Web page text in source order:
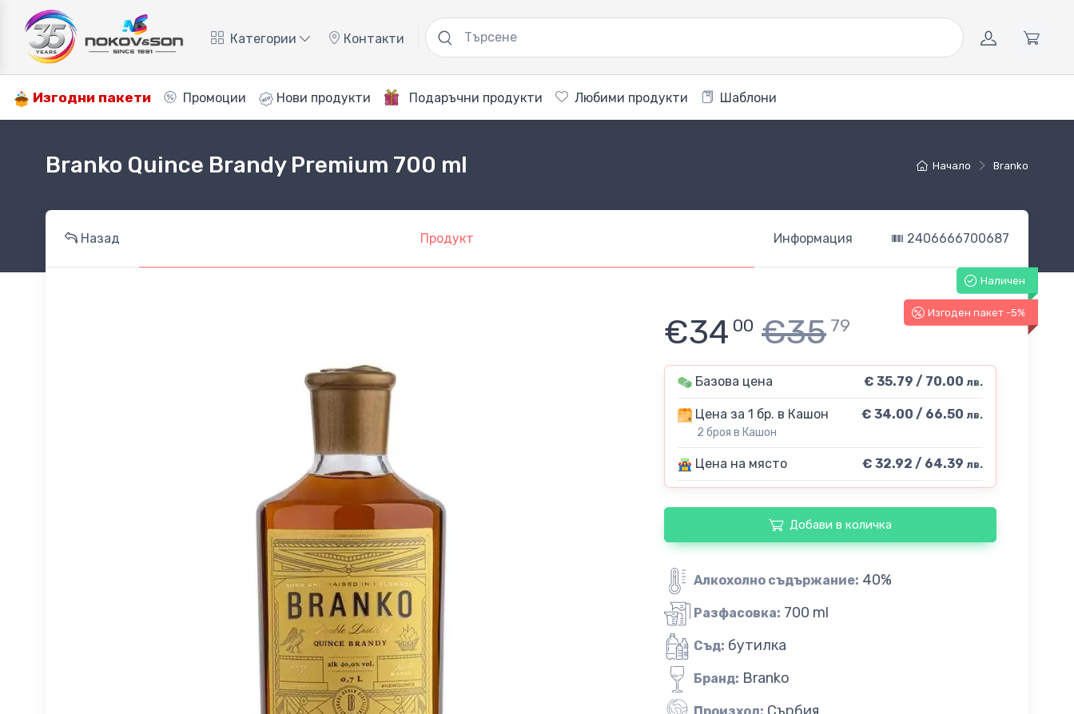
Категории Контакти
Изгодни пакети Промоции Нови продукти Подаръчни продукти Любими продукти Шаблони
Начало Branko
Branko Quince Brandy Premium 700 ml
Назад Продукт Информация 2406666700687
Наличен
Изгоден пакет -5%
€34 00 €35 79
Базова цена € 35.79 / 70.00 лв.
Цена за 1 бр. в Кашон
2 броя в Кашон
€ 34.00 / 66.50 лв.
Цена на място € 32.92 / 64.39 лв.
Добави в количка
Алкохолно съдържание: 40%
Разфасовка: 700 ml
Съд: бутилка
Бранд: Branko